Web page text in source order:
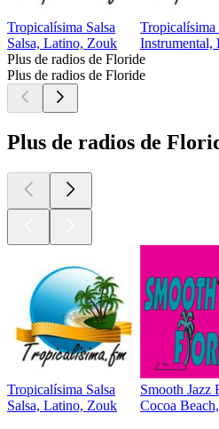
Tropicalísima Salsa
Salsa, Latino, Zouk
Tropicalísima
Plus de radios de Floride
Plus de radios de Floride
Plus de radios de
Tropicalísima Salsa
Salsa, Latino, Zouk
Smooth Jazz
Cocoa